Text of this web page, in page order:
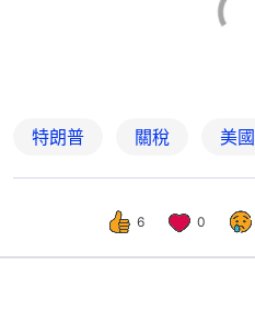
特朗普 關稅 美國
6 0